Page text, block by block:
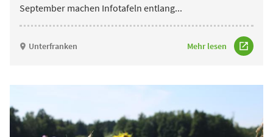
September machen Infotafeln entlang...
Unterfranken Mehr lesen